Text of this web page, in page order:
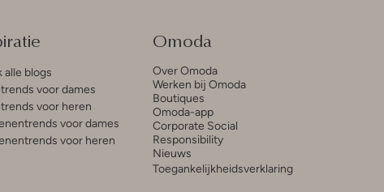
alle blogs
voor dames
voor heren
voor dames
voor heren
Omoda
Over Omoda
Werken bij Omoda
Boutiques
Omoda-app
Corporate Social
Responsibility
Nieuws
Toegankelijkheidsverklaring